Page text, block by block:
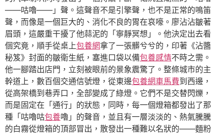
——咕嚕——」聲。這聲音不是引擎聲，也不是正常的鳴笛
聲，而像是一個巨大的、消化不良的胃在哀嚎。廖沾沾皺著
眉頭，這嚴重干擾了他蒜泥的「寧靜冥想」。他決定出去看
個究竟，順手從桌上包養網拿了一張髒兮兮的，印著《沾醬
秘笈》封面的皺衛生紙，塞進口袋以備包養感情不時之需。
他一腳踏出店門，立刻被眼前的景象震驚了。整條城市的主
幹道上，數百個交通信號燈，從東邊包養網車馬費到西邊，
從高架橋到巷弄口，全部變成了綠燈。它們不是交替閃爍，
而是固定在「通行」的狀態，同時，每一個燈箱都發出了那
種「咕嚕咕包養嚕」的聲音，並且有一層淡淡的、熱氣騰騰
的白霧從燈箱的頂部冒出，散發出一種難以名狀的——麵粉